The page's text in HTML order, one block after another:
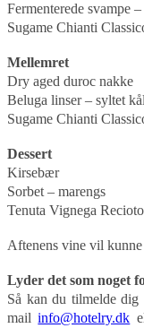
Fermenterede svampe
Sugame Chianti
Mellemret
Dry aged duroc nakke
Beluga linser – syltet
Sugame Chianti
Dessert
Kirsebær
Sorbet – marengs
Tenuta Vignega
Aftenens vine vil
Lyder det som noget
Så kan du tilmelde
mailinfo@hotelry.dk